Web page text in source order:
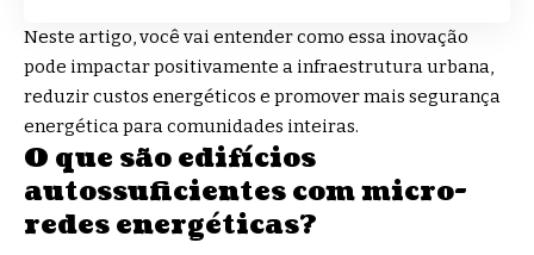
Neste artigo, você vai entender como essa inovação
pode impactar positivamente a infraestrutura urbana,
reduzir custos energéticos e promover mais segurança
energética para comunidades inteiras.
O que são edifícios
autossuficientes com micro-
redes energéticas?